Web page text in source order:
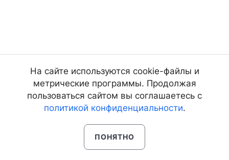
На сайте используются cookie-файлы и
метрические программы. Продолжая
пользоваться сайтом вы соглашаетесь с
политикой конфиденциальности.
ПОНЯТНО